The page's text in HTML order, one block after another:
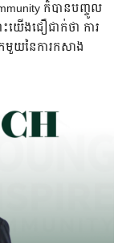
ក៏បានបញ្ចូល
យើងជឿជាក់ថា ការ
មួយនៃការកសាង